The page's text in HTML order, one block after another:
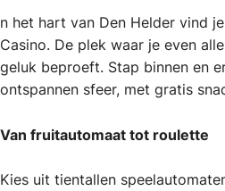
n het hart van Den Helder vind
Casino. De plek waar je even
geluk beproeft. Stap binnen en
ontspannen sfeer, met gratis
Van fruitautomaat tot roulette
Kies uit tientallen